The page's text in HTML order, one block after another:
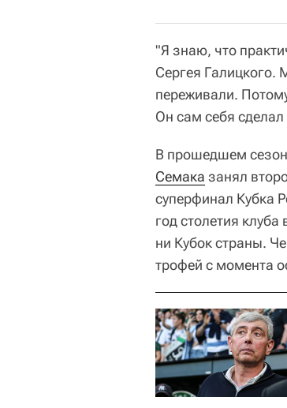
"Я знаю, что
Сергея Галицкого.
переживали.
Он сам себя
В прошедшем
Семака занял
суперфинал Кубка
год столетия
ни Кубок страны.
трофей с момента